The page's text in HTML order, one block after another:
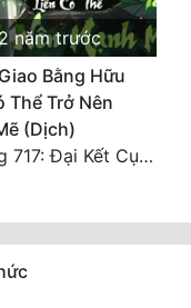
năm trước
Bằng Hữu
Thể Trở Nên
(Dịch)
Chương 717: Đại Kết Cục (Toàn Thư Xong)